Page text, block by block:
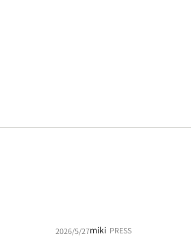
2026/5/27miki PRESS